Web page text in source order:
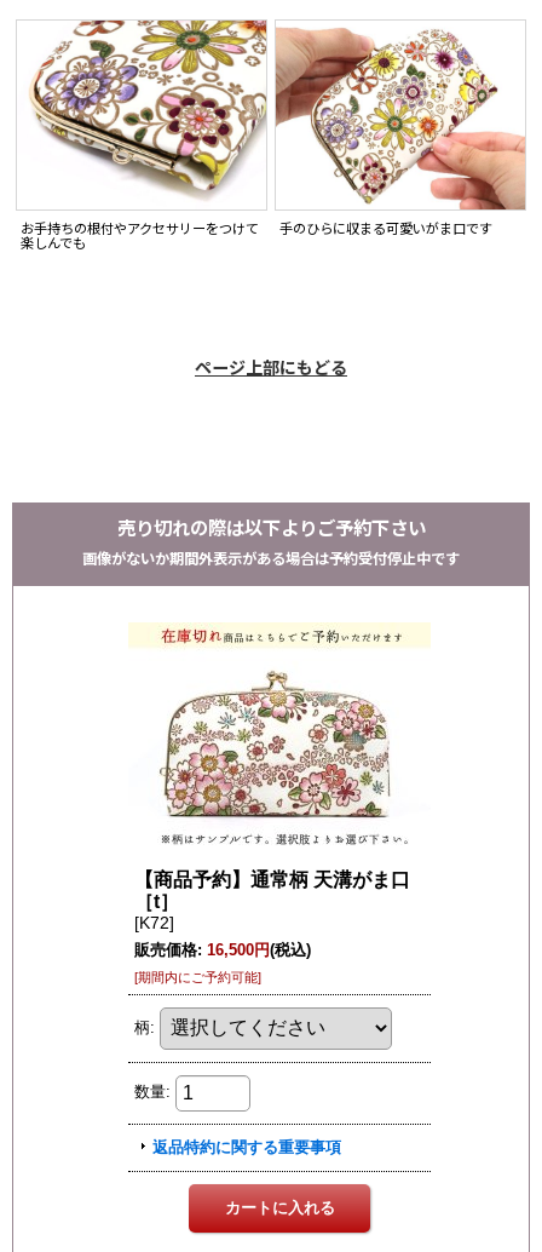
お手持ちの根付やアクセサリーをつけて
楽しんでも
手のひらに収まる可愛いがま口です
ページ上部にもどる
売り切れの際は以下よりご予約下さい
画像がないか期間外表示がある場合は予約受付停止中です